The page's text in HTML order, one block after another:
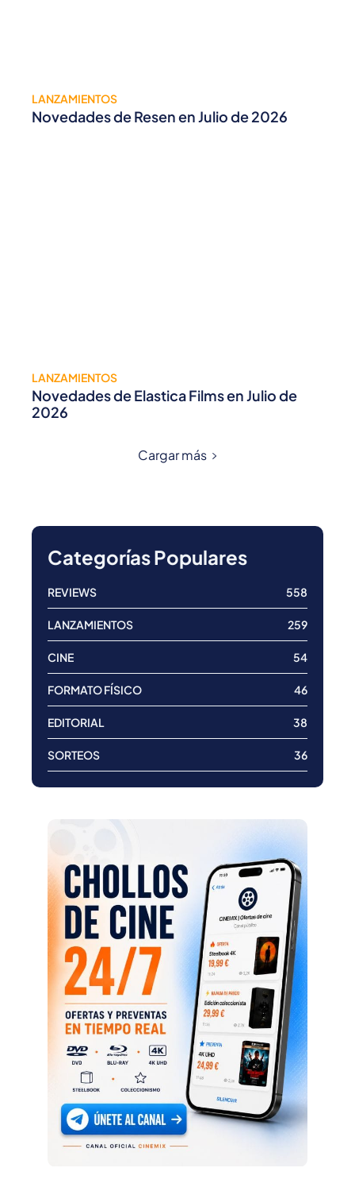
LANZAMIENTOS
Novedades de Resen en Julio de 2026
LANZAMIENTOS
Novedades de Elastica Films en Julio de
2026
Cargar más
Categorías Populares
REVIEWS 558
LANZAMIENTOS 259
CINE 54
FORMATO FÍSICO 46
EDITORIAL 38
SORTEOS 36